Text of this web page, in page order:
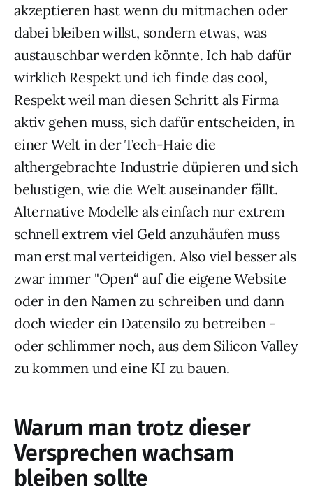
akzeptieren hast wenn du mitmachen oder
dabei bleiben willst, sondern etwas, was
austauschbar werden könnte. Ich hab dafür
wirklich Respekt und ich finde das cool,
Respekt weil man diesen Schritt als Firma
aktiv gehen muss, sich dafür entscheiden, in
einer Welt in der Tech-Haie die
althergebrachte Industrie düpieren und sich
belustigen, wie die Welt auseinander fällt.
Alternative Modelle als einfach nur extrem
schnell extrem viel Geld anzuhäufen muss
man erst mal verteidigen. Also viel besser als
zwar immer "Open“ auf die eigene Website
oder in den Namen zu schreiben und dann
doch wieder ein Datensilo zu betreiben -
oder schlimmer noch, aus dem Silicon Valley
zu kommen und eine KI zu bauen.
Warum man trotz dieser
Versprechen wachsam
bleiben sollte